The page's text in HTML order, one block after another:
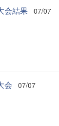
会結果 07/07
会 07/07